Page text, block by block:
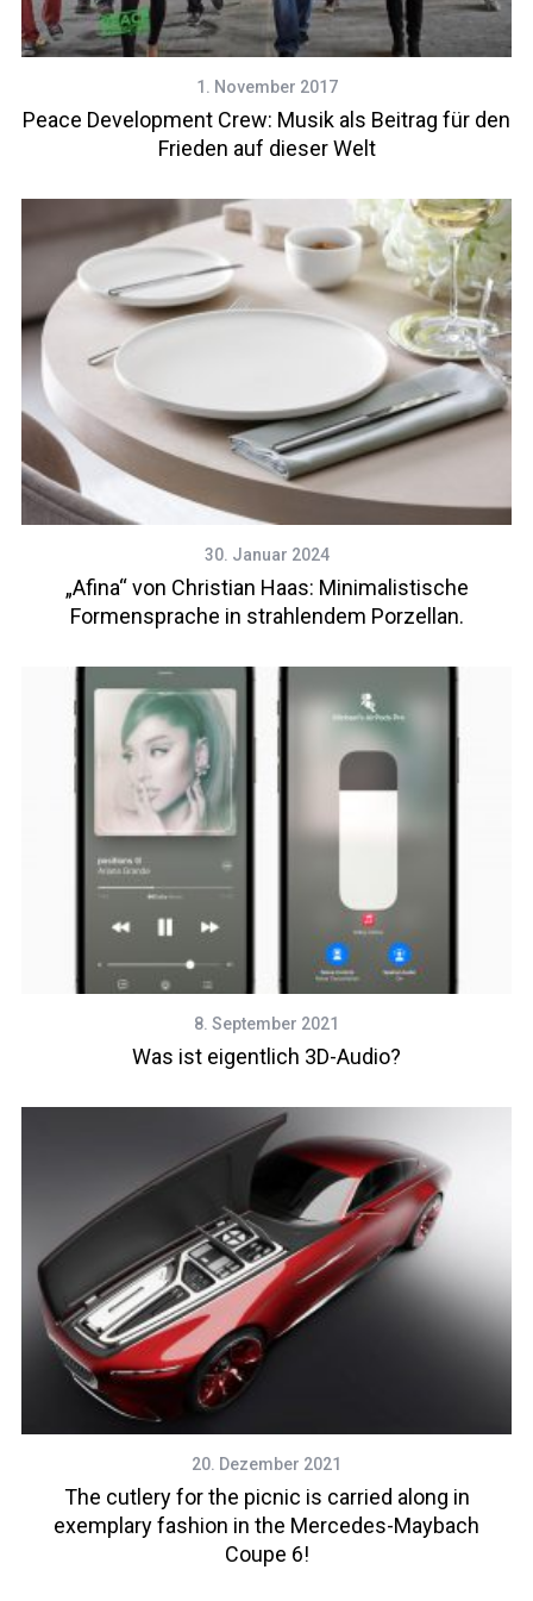
1. November 2017
Peace Development Crew: Musik als Beitrag für den
Frieden auf dieser Welt
30. Januar 2024
„Afina“ von Christian Haas: Minimalistische
Formensprache in strahlendem Porzellan.
8. September 2021
Was ist eigentlich 3D-Audio?
20. Dezember 2021
The cutlery for the picnic is carried along in
exemplary fashion in the Mercedes-Maybach
Coupe 6!